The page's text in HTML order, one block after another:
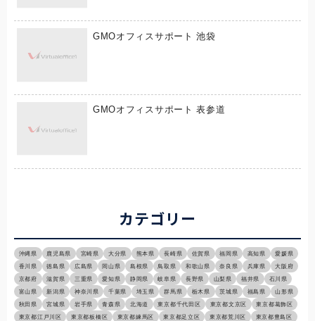
GMOオフィスサポート 池袋
GMOオフィスサポート 表参道
カテゴリー
沖縄県 鹿児島県 宮崎県 大分県 熊本県 長崎県 佐賀県 福岡県 高知県
愛媛県
香川県
徳島県 広島県 岡山県 島根県 鳥取県 和歌山県 奈良県 兵庫県
大阪府
京都府
滋賀県 三重県 愛知県 静岡県 岐阜県 長野県 山梨県 福井県
石川県
富山県
新潟県 神奈川県 千葉県 埼玉県 群馬県 栃木県 茨城県 福島県
山形県
秋田県
宮城県 岩手県 青森県 北海道 東京都千代田区 東京都文京区
東京都葛飾区
東京都江戸川区
東京都板橋区 東京都練馬区 東京都足立区 東京都荒川区
東京都豊島区